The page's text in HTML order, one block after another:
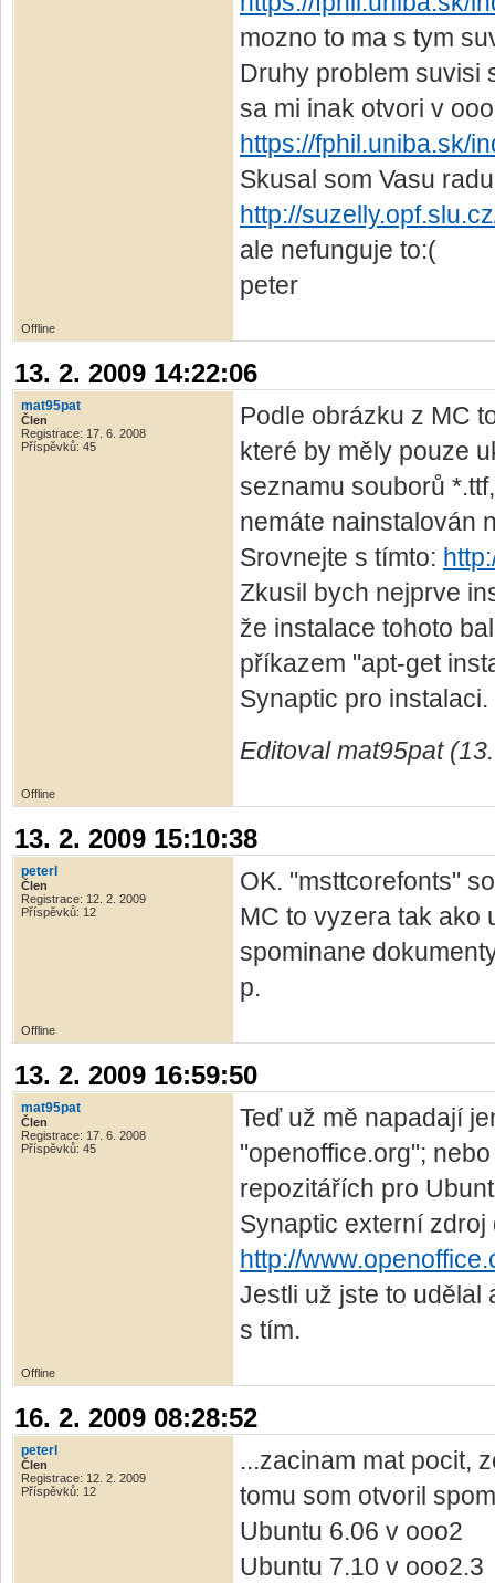
mozno to ma s tym
Druhy problem suvisi
sa mi inak otvori v
https://fphil.uniba.sk/
Skusal som Vasu
http://
ale nefunguje to:(
peter
Offline
13. 2. 2009 14:22:06
mat95pat
Člen
Registrace: 17. 6. 2008
Příspěvků: 45
Podle obrázku z MC
které by měly pouze
seznamu souborů
nemáte nainstalován
Srovnejte s tímto:
Zkusil bych nejprve
že instalace tohoto
příkazem "apt-get
Synaptic pro instalaci.
Editoval mat95pat
Offline
13. 2. 2009 15:10:38
peterl
Člen
Registrace: 12. 2. 2009
Příspěvků: 12
OK. "msttcorefonts"
MC to vyzera tak ako
spominane
p.
Offline
13. 2. 2009 16:59:50
mat95pat
Člen
Registrace: 17. 6. 2008
Příspěvků: 45
Teď už mě napadají
"openoffice.org";
repozitářích pro
Synaptic externí
http://
Jestli už jste to udělal
s tím.
Offline
16. 2. 2009 08:28:52
peterl
Člen
Registrace: 12. 2. 2009
Příspěvků: 12
...zacinam mat pocit,
tomu som otvoril
Ubuntu 6.06 v ooo2
Ubuntu 7.10 v ooo2.3